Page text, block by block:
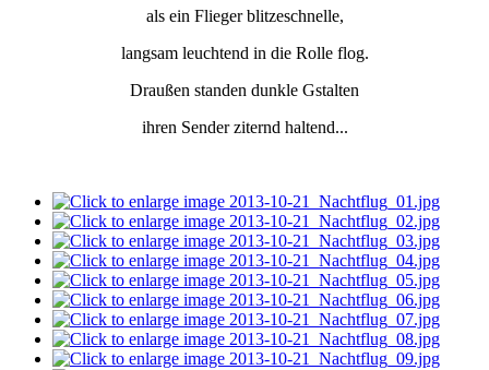
als ein Flieger blitzeschnelle,
langsam leuchtend in die Rolle flog.
Draußen standen dunkle Gstalten
ihren Sender ziternd haltend...